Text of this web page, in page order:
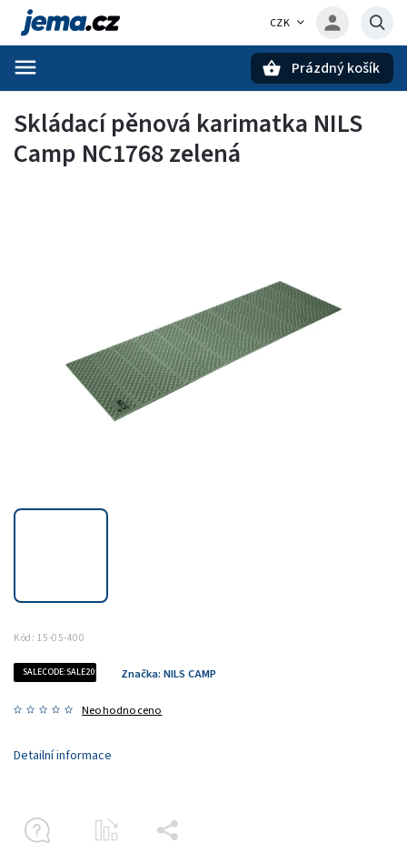
CZK
Prázdný košík
Skládací pěnová karimatka NILS
Camp NC1768 zelená
Kód: 15-05-400
SALECODE:SALE20:20:%
Neohodnoceno
Značka: NILS CAMP
Detailní informace